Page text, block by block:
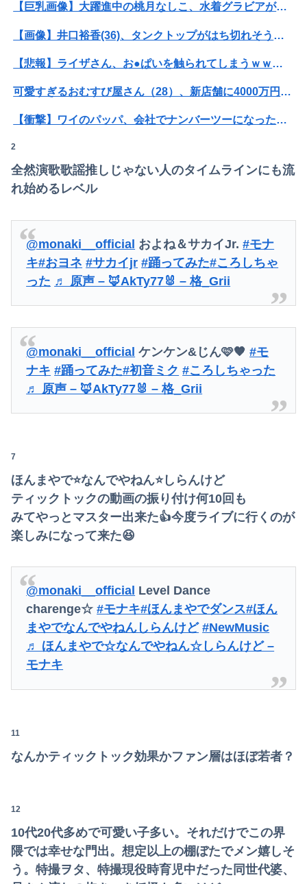
「BYD RACCOは利便性より安全性を優先した設計」とEV推進派がスカスカ構造を絶賛、これがRACCOの一番の特徴よな
【画像】ワイ、罪木蜜柑の激エ●フィギュアが欲しすぎて泣く・・・・・・
【巨乳画像】大躍進中の桃月なしこ、水着グラビアがパーフェクトボディすぎるwwwwwww
【画像】井口裕香(36)、タンクトップがはち切れそうなくらいデカイｗｗｗｗｗｗｗｗｗｗｗ
【悲報】ライザさん、お●ぱいを触られてしまうｗｗｗｗｗｗｗｗ
可愛すぎるおむすび屋さん（28）、新店舗に4000万円クラファンした成功した結果弱男集団から叩かれてしまうｗｗｗｗ
【衝撃】ワイのパッパ、会社でナンバーツーになった結果ｗｗｗｗｗｗｗｗｗｗ
【衝撃】34歳ニート、『エロ漫画』で人生逆転
ワイの職場の後輩女子、かわいくていい匂いするけどマジでとんでもなく無能
【日向坂46】髙橋未来虹さん、外番組で負け属性を発揮してしまう…
みいちゃん、セコカンになる
少子化って女さんのせいだよな
【戦慄】山で洒落にならない目にあった話をする、オカルト系で
【画像】閉店間際の回転ずし、ネタの量がバグってると話題にｗｗｗｗｗ
2
全然演歌歌謡推しじゃない人のタイムラインにも流
れ始めるレベル
@monaki__official およね＆サカイJr.#モナ
キ#おヨネ #サカイjr #踊ってみた#ころしちゃ
った ♬ 原声 – 🦊AkTy77🐰 – 格_Grii
@monaki__official ケンケン&じん🩷🧡#モ
ナキ #踊ってみた#初音ミク #ころしちゃった
♬ 原声 – 🦊AkTy77🐰 – 格_Grii
7
ほんまやで⭐なんでやねん⭐しらんけど
ティックトックの動画の振り付け何10回も
みてやっとマスター出来た👍今度ライブに行くのが
楽しみになって来た😆
@monaki__official Level Dance
charenge‪☆#モナキ#ほんまやでダンス#ほん
まやでなんでやねんしらんけど #NewMusic
♬ ほんまやで☆なんでやねん☆しらんけど –
モナキ
11
なんかティックトック効果かファン層はほぼ若者？
12
10代20代多めで可愛い子多い。それだけでこの界
隈では幸せな門出。想定以上の棚ぼたでメン嬉しそ
う。特撮ヲタ、特撮現役時育児中だった同世代婆、